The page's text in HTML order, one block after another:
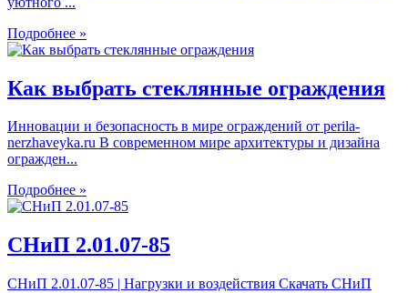
Подробнее »
Как выбрать стеклянные ограждения
Инновации и безопасность в мире ограждений от perila-
nerzhaveyka.ru В современном мире архитектуры и дизайна
огражден...
Подробнее »
СНиП 2.01.07-85
СНиП 2.01.07-85 | Нагрузки и воздействия Скачать СНиП